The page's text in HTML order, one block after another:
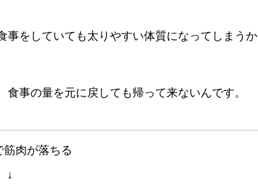
をしていても太りやすい体質になってしまうか
事の量を元に戻しても帰って来ないんです。
筋肉が落ちる
↓